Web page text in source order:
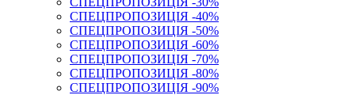
СПЕЦПРОПОЗИЦІЯ -40%
СПЕЦПРОПОЗИЦІЯ -50%
СПЕЦПРОПОЗИЦІЯ -60%
СПЕЦПРОПОЗИЦІЯ -70%
СПЕЦПРОПОЗИЦІЯ -80%
СПЕЦПРОПОЗИЦІЯ -90%